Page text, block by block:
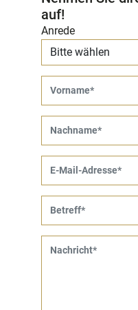
auf!
Anrede
Nachname
E-Mail-Adresse
Nachricht